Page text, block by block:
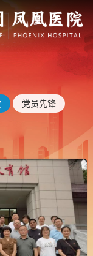
党员先锋